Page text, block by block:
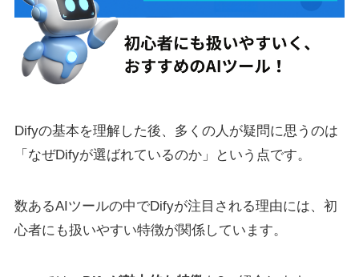
Difyの基本を理解した後、多くの人が疑問に思うのは
「なぜDifyが選ばれているのか」という点です。
数あるAIツールの中でDifyが注目される理由には、初
心者にも扱いやすい特徴が関係しています。